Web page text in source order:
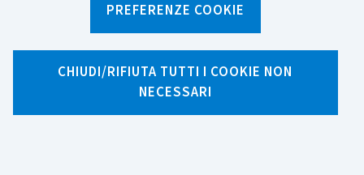
PREFERENZE COOKIE
CHIUDI/RIFIUTA TUTTI I COOKIE NON
NECESSARI
Ricerca per tag
30 risultati di ricerca per tag "Rights"